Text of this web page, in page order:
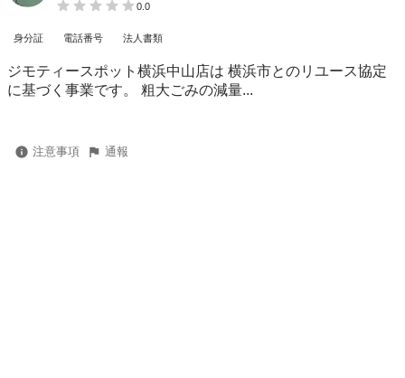
0.0
身分証 電話番号 法人書類
ジモティースポット横浜中山店は 横浜市とのリユース協定
に基づく事業です。 粗⼤ごみの減量...
注意事項 通報